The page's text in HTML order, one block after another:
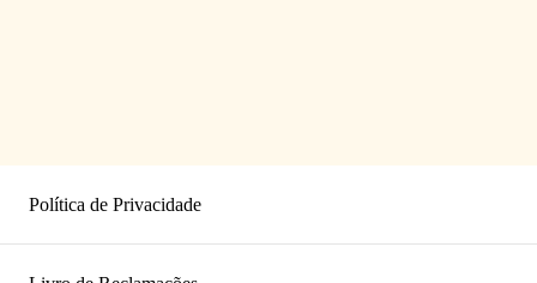
Política de Privacidade